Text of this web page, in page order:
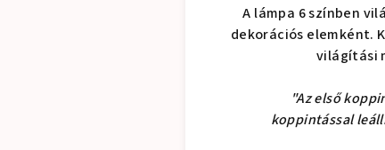
A lámpa 6 színben
dekorációs elemként.
világítási
"Az első
koppintással